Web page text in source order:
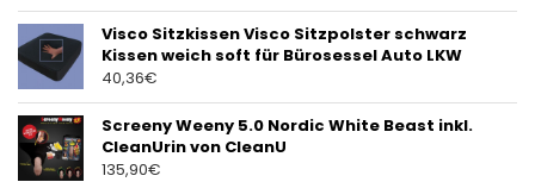
Visco Sitzkissen Visco Sitzpolster schwarz
Kissen weich soft für Bürosessel Auto LKW
40,36€
Screeny Weeny 5.0 Nordic White Beast inkl.
CleanUrin von CleanU
135,90€